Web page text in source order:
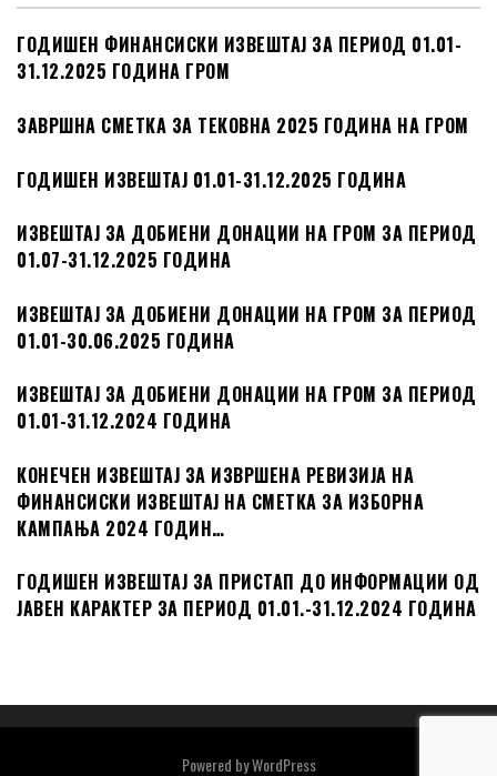
ГОДИШЕН ФИНАНСИСКИ ИЗВЕШТАЈ ЗА ПЕРИОД 01.01-
31.12.2025 ГОДИНА ГРОМ
ЗАВРШНА СМЕТКА ЗА ТЕКОВНА 2025 ГОДИНА НА ГРОМ
ГОДИШЕН ИЗВЕШТАЈ 01.01-31.12.2025 ГОДИНА
ИЗВЕШТАЈ ЗА ДОБИЕНИ ДОНАЦИИ НА ГРОМ ЗА ПЕРИОД
01.07-31.12.2025 ГОДИНА
ИЗВЕШТАЈ ЗА ДОБИЕНИ ДОНАЦИИ НА ГРОМ ЗА ПЕРИОД
01.01-30.06.2025 ГОДИНА
ИЗВЕШТАЈ ЗА ДОБИЕНИ ДОНАЦИИ НА ГРОМ ЗА ПЕРИОД
01.01-31.12.2024 ГОДИНА
КОНЕЧЕН ИЗВЕШТАЈ ЗА ИЗВРШЕНА РЕВИЗИЈА НА
ФИНАНСИСКИ ИЗВЕШТАЈ НА СМЕТКА ЗА ИЗБОРНА
КАМПАЊА 2024 ГОДИН…
ГОДИШЕН ИЗВЕШТАЈ ЗА ПРИСТАП ДО ИНФОРМАЦИИ ОД
ЈАВЕН КАРАКТЕР ЗА ПЕРИОД 01.01.-31.12.2024 ГОДИНА
Powered byWordPress